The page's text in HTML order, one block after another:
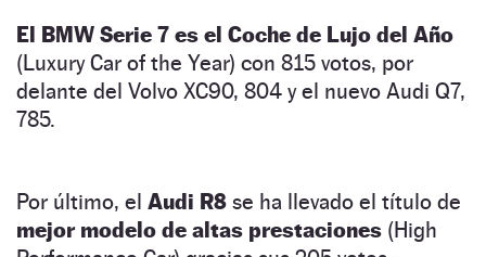
El BMW Serie 7 es el Coche de Lujo del Año
(Luxury Car of the Year) con 815 votos, por
delante del Volvo XC90, 804 y el nuevo Audi Q7,
785.
Por último, el Audi R8 se ha llevado el título de
mejor modelo de altas prestaciones (High